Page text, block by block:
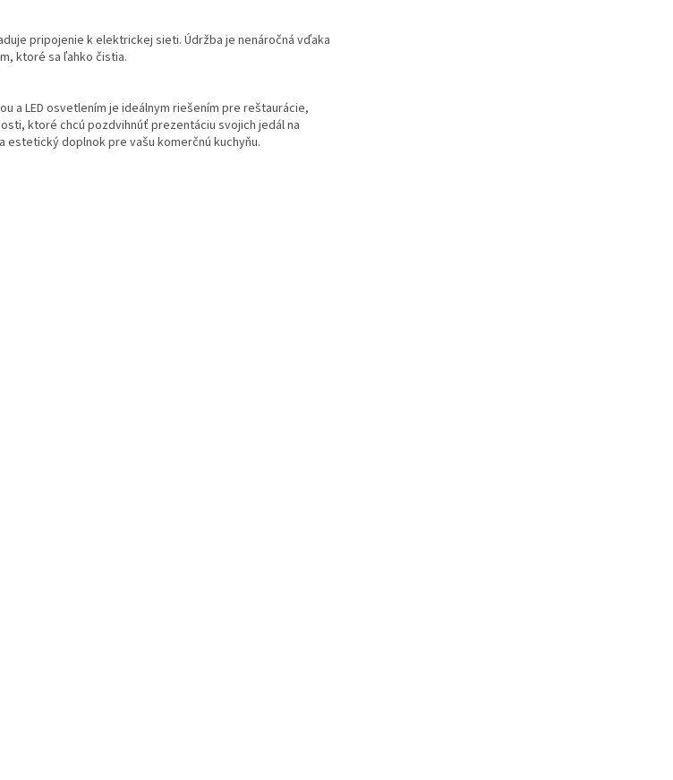
pripojenie k elektrickej sieti. Údržba je nenáročná vďaka
ktoré sa ľahko čistia.
a LED osvetlením je ideálnym riešením pre reštaurácie,
ktoré chcú pozdvihnúť prezentáciu svojich jedál na
estetický doplnok pre vašu komerčnú kuchyňu.